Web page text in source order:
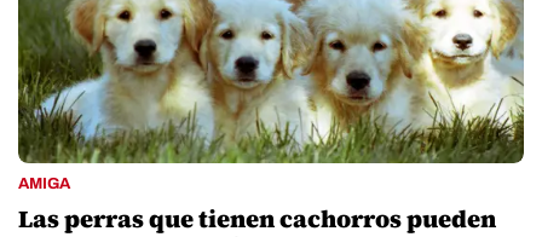
AMIGA
Las perras que tienen cachorros pueden